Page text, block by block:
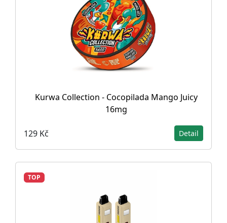
Kurwa Collection - Cocopilada Mango Juicy
16mg
129 Kč Detail
TOP